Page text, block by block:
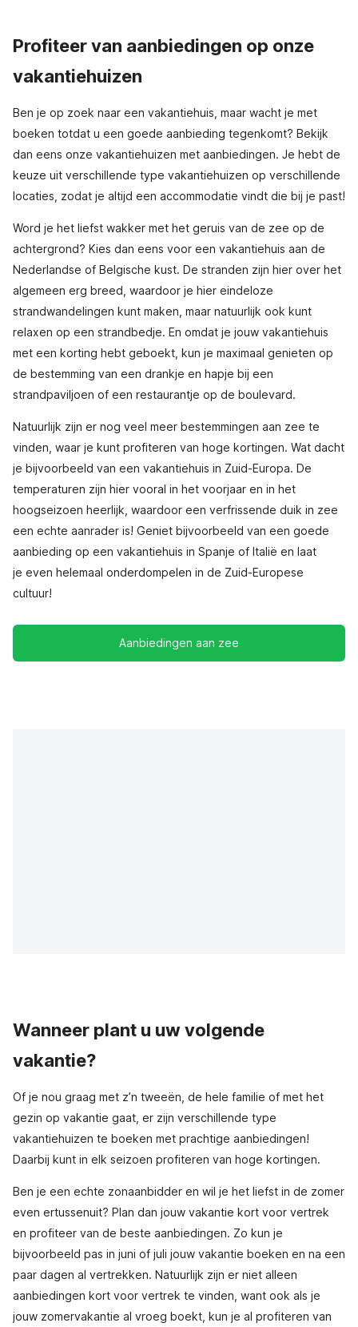
Profiteer van aanbiedingen op onze
vakantiehuizen
Ben je op zoek naar een vakantiehuis, maar wacht je met
boeken totdat u een goede aanbieding tegenkomt? Bekijk
dan eens onze vakantiehuizen met aanbiedingen. Je hebt de
keuze uit verschillende type vakantiehuizen op verschillende
locaties, zodat je altijd een accommodatie vindt die bij je past!
Word je het liefst wakker met het geruis van de zee op de
achtergrond? Kies dan eens voor een vakantiehuis aan de
Nederlandse of Belgische kust. De stranden zijn hier over het
algemeen erg breed, waardoor je hier eindeloze
strandwandelingen kunt maken, maar natuurlijk ook kunt
relaxen op een strandbedje. En omdat je jouw vakantiehuis
met een korting hebt geboekt, kun je maximaal genieten op
de bestemming van een drankje en hapje bij een
strandpaviljoen of een restaurantje op de boulevard.
Natuurlijk zijn er nog veel meer bestemmingen aan zee te
vinden, waar je kunt profiteren van hoge kortingen. Wat dacht
je bijvoorbeeld van een vakantiehuis in Zuid-Europa. De
temperaturen zijn hier vooral in het voorjaar en in het
hoogseizoen heerlijk, waardoor een verfrissende duik in zee
een echte aanrader is! Geniet bijvoorbeeld van een goede
aanbieding op een vakantiehuis in Spanje of Italië en laat
je even helemaal onderdompelen in de Zuid-Europese
cultuur!
Aanbiedingen aan zee
Wanneer plant u uw volgende
vakantie?
Of je nou graag met z’n tweeën, de hele familie of met het
gezin op vakantie gaat, er zijn verschillende type
vakantiehuizen te boeken met prachtige aanbiedingen!
Daarbij kunt in elk seizoen profiteren van hoge kortingen.
Ben je een echte zonaanbidder en wil je het liefst in de zomer
even ertussenuit? Plan dan jouw vakantie kort voor vertrek
en profiteer van de beste aanbiedingen. Zo kun je
bijvoorbeeld pas in juni of juli jouw vakantie boeken en na een
paar dagen al vertrekken. Natuurlijk zijn er niet alleen
aanbiedingen kort voor vertrek te vinden, want ook als je
jouw zomervakantie al vroeg boekt, kun je al profiteren van